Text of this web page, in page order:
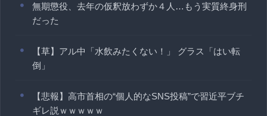
無期懲役、去年の仮釈放わずか４人…もう実質終身刑
だった
【草】アル中「水飲みたくない！」 グラス「はい転
倒」
【悲報】高市首相の“個人的なSNS投稿”で習近平ブチ
ギレ説ｗｗｗｗｗ